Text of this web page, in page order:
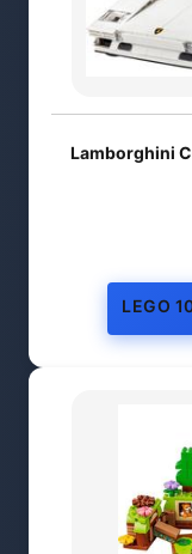
Lamborghini
LEGO